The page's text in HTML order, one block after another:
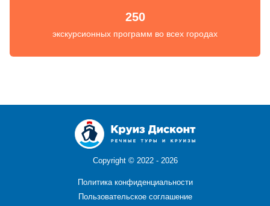
250
экскурсионных программ во всех городах
Copyright © 2022 - 2026
Политика конфиденциальности
Пользовательское соглашение